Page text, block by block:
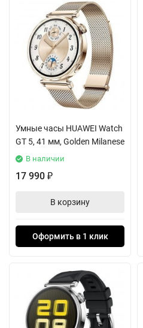
Умные часы HUAWEI Watch
GT 5, 41 мм, Golden Milanese
В наличии
17 990 ₽
В корзину
Оформить в 1 клик